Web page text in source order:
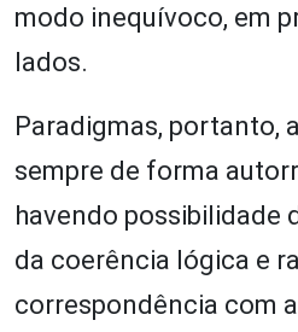
modo inequívoco, em
lados.
Paradigmas, portanto,
sempre de forma
havendo possibilidade
da coerência lógica e
correspondência com